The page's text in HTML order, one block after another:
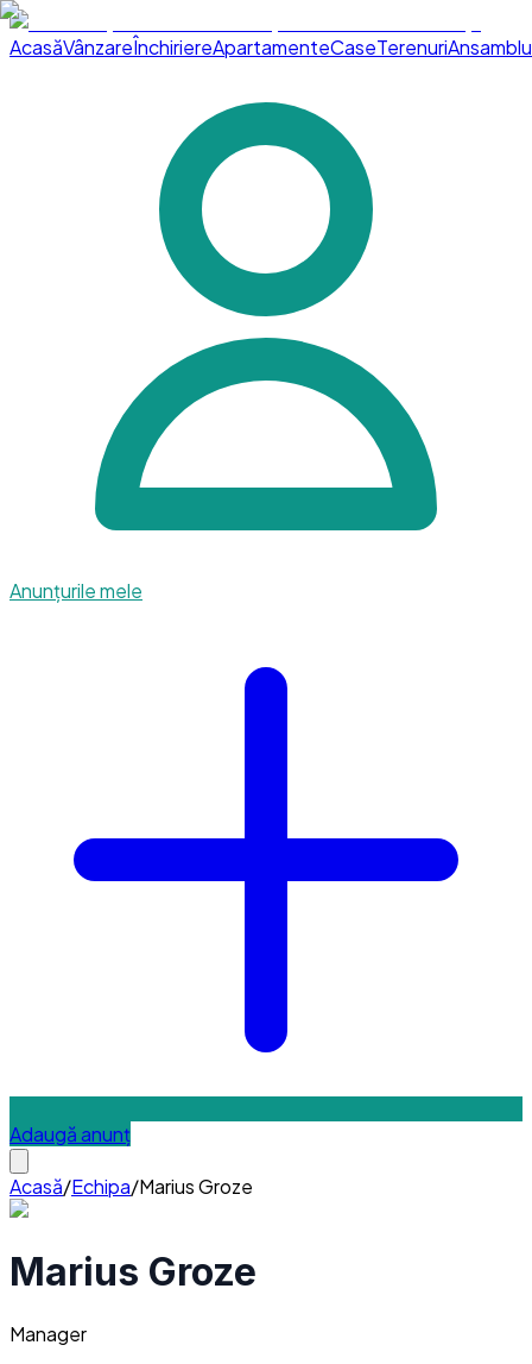
AcasăVânzareÎnchiriereApartamenteCaseTerenuri
Anunțurile mele
Adaugă anunț
Acasă/Echipa/Marius Groze
Marius Groze
Manager